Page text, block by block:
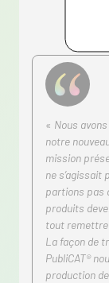
« Nous
notre
mission
ne s’agissait
partions pas
produits
tout remettre
La façon de
PubliCAT®
production